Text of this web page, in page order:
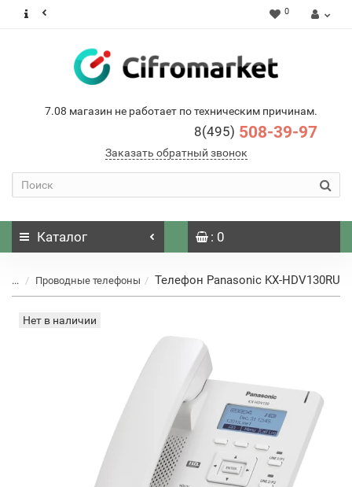
0
7.08 магазин не работает по техническим причинам.
8(495) 508-39-97
Заказать обратный звонок
Каталог : 0
... Проводные телефоны Телефон Panasonic KX-HDV130RU
Нет в наличии